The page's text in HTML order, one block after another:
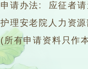
申请办法: 应征者请
护理安老院人力资
(所有申请资料只作